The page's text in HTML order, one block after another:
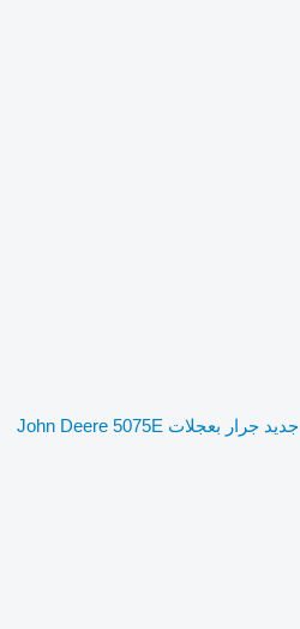
جديد جرار بعجلات John Deere 5075E